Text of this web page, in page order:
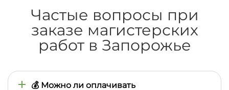
Частые вопросы при
заказе магистерских
работ в Запорожье
💰 Можно ли оплачивать